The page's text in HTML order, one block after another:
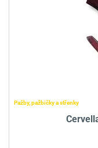
Pažby, pažbičky a střenky